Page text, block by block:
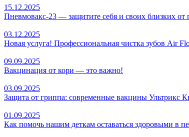
15.12.2025
Пневмовакс-23 — защитите себя и своих близких от
03.12.2025
Новая услуга! Профессиональная чистка зубов Air
09.09.2025
Вакцинация от кори — это важно!
03.09.2025
Защита от гриппа: современные вакцины Ультрикс
01.09.2025
Как помочь нашим деткам оставаться здоровыми в